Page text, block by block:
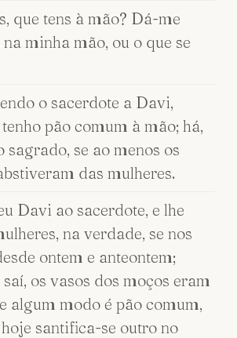
que tens à mão? Dá-me
minha mão, ou o que se
o sacerdote a Davi,
pão comum à mão; há,
sagrado, se ao menos os
das mulheres.
Davi ao sacerdote, e lhe
na verdade, se nos
ontem e anteontem;
os vasos dos moços eram
algum modo é pão comum,
santifica-se outro no